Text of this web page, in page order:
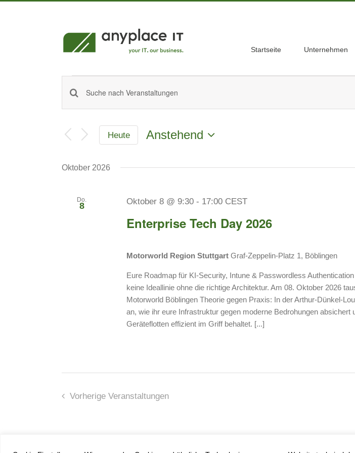
Startseite Unternehmen
Veranstaltungen
Veranstaltungen
und
Ansichten,
Bitte
Schlüsselwort
Suche
Schlüsselwort.
Heute
Anstehend
Oktober 2026
Do.
8
Enterprise Tech Day 2026
Oktober 8 @ 9:30- 17:00 CEST
Motorworld Region Stuttgart Graf-Zeppelin-Platz 1, Böblingen
Eure Roadmap für KI-Security, Intune & Passwordless
keine Ideallinie ohne die richtige Architektur. Am 08. Oktober 2026
Motorworld Böblingen Theorie gegen Praxis: In der Arthur-Dünkel-
an, wie ihr eure Infrastruktur gegen moderne Bedrohungen absichert
Geräteflotten effizient im Griff behaltet. [...]
Vorherige Veranstaltungen